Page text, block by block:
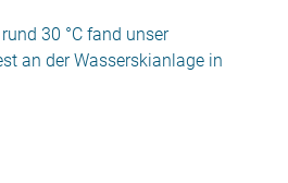
30 °C fand unser
an der Wasserskianlage in